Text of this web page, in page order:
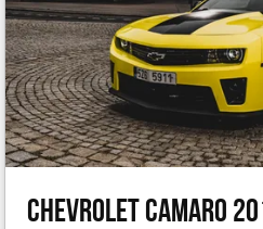
Chevrolet Camaro